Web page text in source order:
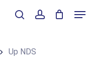
Up NDS